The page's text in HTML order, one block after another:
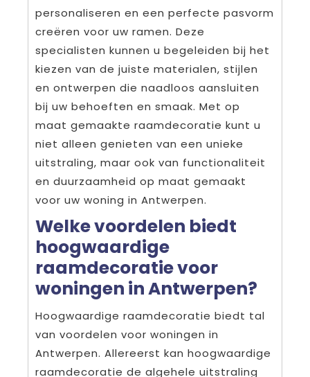
personaliseren en een perfecte pasvorm
creëren voor uw ramen. Deze
specialisten kunnen u begeleiden bij het
kiezen van de juiste materialen, stijlen
en ontwerpen die naadloos aansluiten
bij uw behoeften en smaak. Met op
maat gemaakte raamdecoratie kunt u
niet alleen genieten van een unieke
uitstraling, maar ook van functionaliteit
en duurzaamheid op maat gemaakt
voor uw woning in Antwerpen.
Welke voordelen biedt
hoogwaardige
raamdecoratie voor
woningen in Antwerpen?
Hoogwaardige raamdecoratie biedt tal
van voordelen voor woningen in
Antwerpen. Allereerst kan hoogwaardige
raamdecoratie de algehele uitstraling